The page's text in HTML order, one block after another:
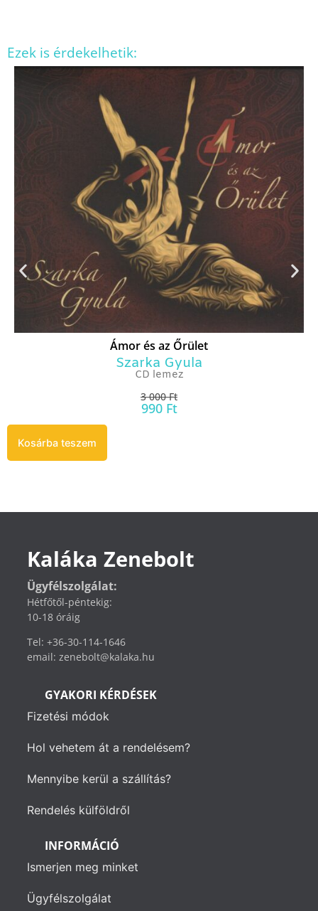
Ezek is érdekelhetik:
Ámor és az Őrület
Szarka Gyula
CD lemez
3 000Ft
990 Ft
Kosárba teszem
Kaláka Zenebolt
Ügyfélszolgálat:
Hétfőtől-péntekig:
10-18 óráig
Tel: +36-30-114-1646
email: zenebolt@kalaka.hu
GYAKORI KÉRDÉSEK
Fizetési módok
Hol vehetem át a rendelésem?
Mennyibe kerül a szállítás?
Rendelés külföldről
INFORMÁCIÓ
Ismerjen meg minket
Ügyfélszolgálat